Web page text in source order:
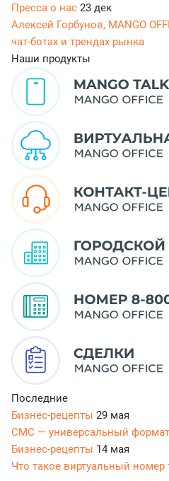
Пресса о нас 23 дек
Алексей Горбунов, MANGO
чат-ботах и трендах рынка
Наши продукты
Последние
Бизнес-рецепты 29 мая
СМС — универсальный
Бизнес-рецепты 14 мая
Что такое виртуальный номер